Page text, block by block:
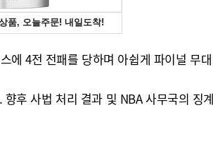
에 4전 전패를 당하며 아쉽게 파이널 무
후 사법 처리 결과 및 NBA 사무국의 징